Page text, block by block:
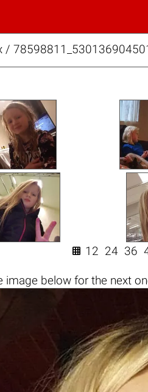
/
 12 24 36
image belowfor the next